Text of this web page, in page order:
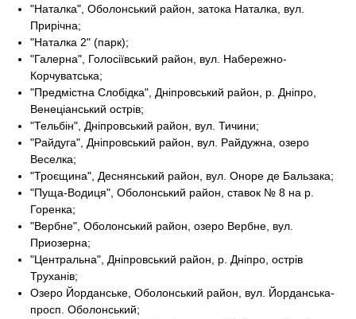
"Наталка", Оболонський район, затока Наталка, вул.
Прирічна;
"Наталка 2" (парк);
"Галерна", Голосіївський район, вул. Набережно-
Корчуватська;
"Предмістна Слобідка", Дніпровський район, р. Дніпро,
Венеціанський острів;
"Тельбін", Дніпровський район, вул. Тичини;
"Райдуга", Дніпровський район, вул. Райдужна, озеро
Веселка;
"Троєщина", Деснянський район, вул. Оноре де Бальзака;
"Пуща-Водиця", Оболонський район, ставок № 8 на р.
Горенка;
"Вербне", Оболонський район, озеро Вербне, вул.
Приозерна;
"Центральна", Дніпровський район, р. Дніпро, острів
Труханів;
Озеро Йорданське, Оболонський район, вул. Йорданська-
просп. Оболонський;